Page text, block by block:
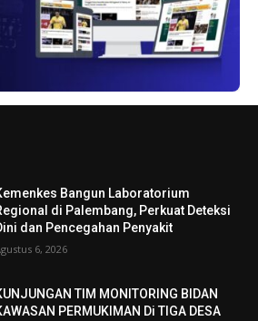
Bangun Laboratorium
di Palembang, Perkuat Deteksi
dan Pencegahan Penyakit
6, 2026
TIM MONITORING BIDAN
PERMUKIMAN Di TIGA DESA